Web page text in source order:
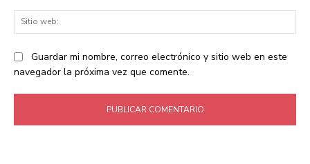
Guardar mi nombre, correo electrónico y sitio web en este
navegador la próxima vez que comente.